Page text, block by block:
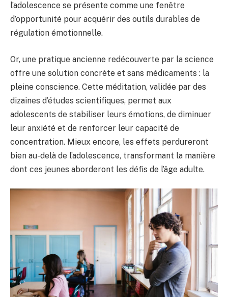
l’adolescence se présente comme une fenêtre
d’opportunité pour acquérir des outils durables de
régulation émotionnelle.
Or, une pratique ancienne redécouverte par la science
offre une solution concrète et sans médicaments : la
pleine conscience. Cette méditation, validée par des
dizaines d’études scientifiques, permet aux
adolescents de stabiliser leurs émotions, de diminuer
leur anxiété et de renforcer leur capacité de
concentration. Mieux encore, les effets perdureront
bien au-delà de l’adolescence, transformant la manière
dont ces jeunes aborderont les défis de l’âge adulte.